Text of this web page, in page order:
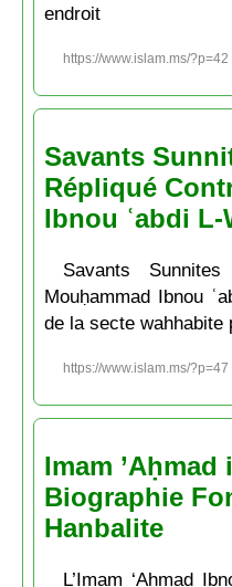
endroit
https://www.islam.ms/?p=42
Savants
Répliqué
Ibnou ʿabdi L-
Savants
Mouḥammad Ibnou
de la secte wahhabite
https://www.islam.ms/?p=47
Imam
Biographie
Hanbalite
L’Imam ‘Aḥmad